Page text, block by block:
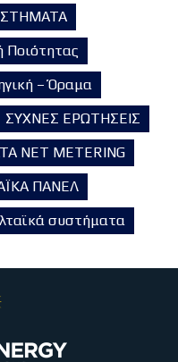
Ποιότητας
– Όραμα
ΣΥΧΝΕΣ ΕΡΩΤΗΣΕΙΣ
NET METERING
ΠΑΝΕΛ
συστήματα